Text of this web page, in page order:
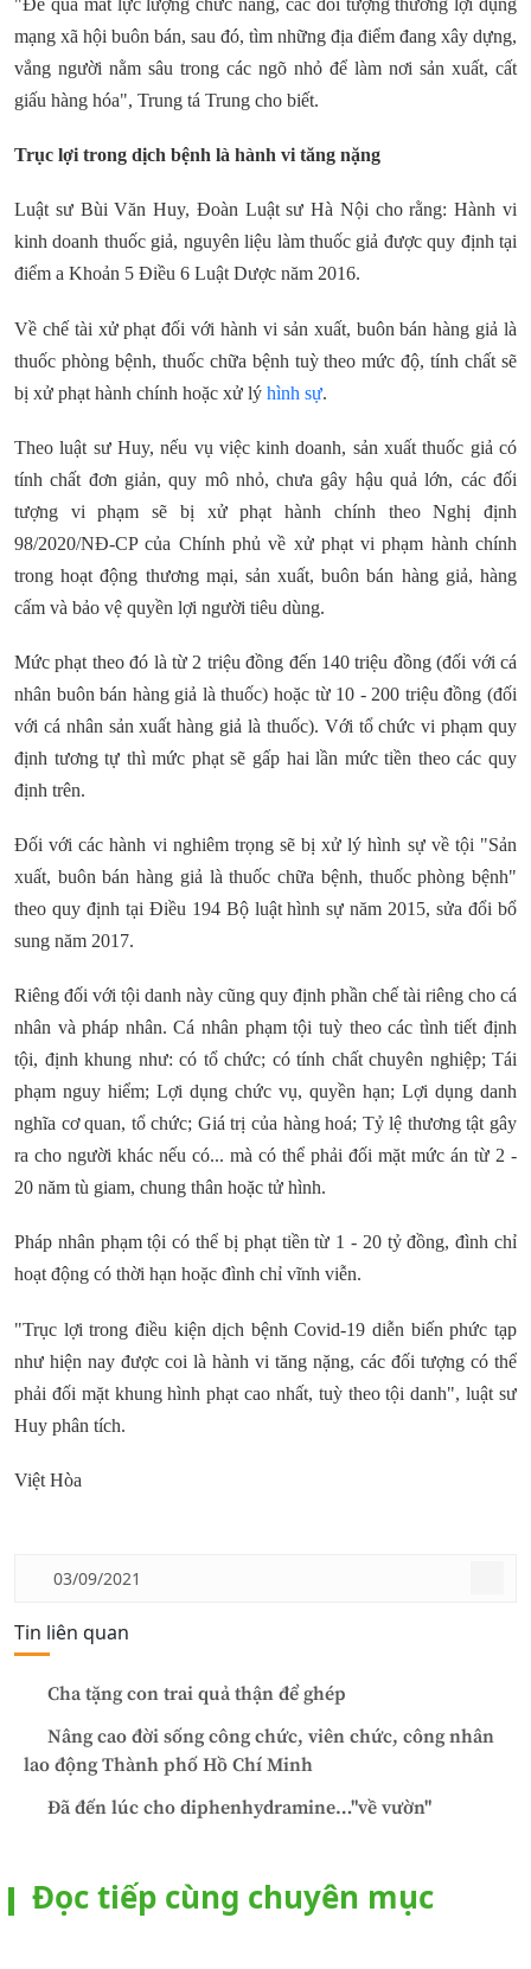
"Để qua mắt lực lượng chức năng, các đối tượng thường lợi dụng
mạng xã hội buôn bán, sau đó, tìm những địa điểm đang xây dựng,
vắng người nằm sâu trong các ngõ nhỏ để làm nơi sản xuất, cất
giấu hàng hóa", Trung tá Trung cho biết.
Trục lợi trong dịch bệnh là hành vi tăng nặng
Luật sư Bùi Văn Huy, Đoàn Luật sư Hà Nội cho rằng: Hành vi
kinh doanh thuốc giả, nguyên liệu làm thuốc giả được quy định tại
điểm a Khoản 5 Điều 6 Luật Dược năm 2016.
Về chế tài xử phạt đối với hành vi sản xuất, buôn bán hàng giả là
thuốc phòng bệnh, thuốc chữa bệnh tuỳ theo mức độ, tính chất sẽ
bị xử phạt hành chính hoặc xử lý hình sự.
Theo luật sư Huy, nếu vụ việc kinh doanh, sản xuất thuốc giả có
tính chất đơn giản, quy mô nhỏ, chưa gây hậu quả lớn, các đối
tượng vi phạm sẽ bị xử phạt hành chính theo Nghị định
98/2020/NĐ-CP của Chính phủ về xử phạt vi phạm hành chính
trong hoạt động thương mại, sản xuất, buôn bán hàng giả, hàng
cấm và bảo vệ quyền lợi người tiêu dùng.
Mức phạt theo đó là từ 2 triệu đồng đến 140 triệu đồng (đối với cá
nhân buôn bán hàng giả là thuốc) hoặc từ 10 - 200 triệu đồng (đối
với cá nhân sản xuất hàng giả là thuốc). Với tổ chức vi phạm quy
định tương tự thì mức phạt sẽ gấp hai lần mức tiền theo các quy
định trên.
Đối với các hành vi nghiêm trọng sẽ bị xử lý hình sự về tội "Sản
xuất, buôn bán hàng giả là thuốc chữa bệnh, thuốc phòng bệnh"
theo quy định tại Điều 194 Bộ luật hình sự năm 2015, sửa đổi bổ
sung năm 2017.
Riêng đối với tội danh này cũng quy định phần chế tài riêng cho cá
nhân và pháp nhân. Cá nhân phạm tội tuỳ theo các tình tiết định
tội, định khung như: có tổ chức; có tính chất chuyên nghiệp; Tái
phạm nguy hiểm; Lợi dụng chức vụ, quyền hạn; Lợi dụng danh
nghĩa cơ quan, tổ chức; Giá trị của hàng hoá; Tỷ lệ thương tật gây
ra cho người khác nếu có... mà có thể phải đối mặt mức án từ 2 -
20 năm tù giam, chung thân hoặc tử hình.
Pháp nhân phạm tội có thể bị phạt tiền từ 1 - 20 tỷ đồng, đình chỉ
hoạt động có thời hạn hoặc đình chỉ vĩnh viễn.
"Trục lợi trong điều kiện dịch bệnh Covid-19 diễn biến phức tạp
như hiện nay được coi là hành vi tăng nặng, các đối tượng có thể
phải đối mặt khung hình phạt cao nhất, tuỳ theo tội danh", luật sư
Huy phân tích.
Việt Hòa
03/09/2021
Tin liên quan
Cha tặng con trai quả thận để ghép
Nâng cao đời sống công chức, viên chức, công nhân
lao động Thành phố Hồ Chí Minh
Đã đến lúc cho diphenhydramine…"về vườn"
Đọc tiếp cùng chuyên mục